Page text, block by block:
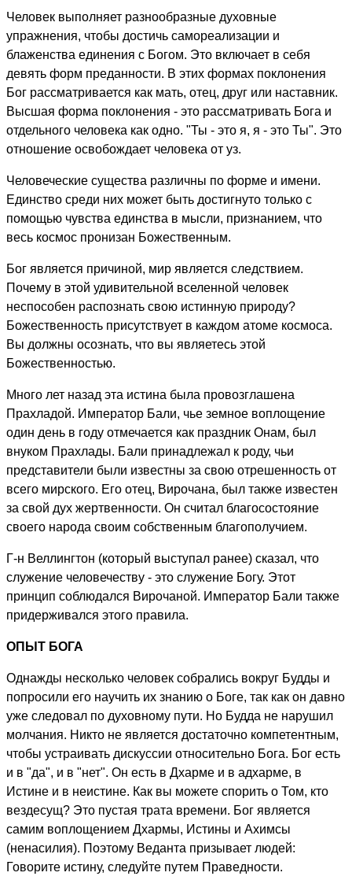
Человек выполняет разнообразные духовные
упражнения, чтобы достичь самореализации и
блаженства единения с Богом. Это включает в себя
девять форм преданности. В этих формах поклонения
Бог рассматривается как мать, отец, друг или наставник.
Высшая форма поклонения - это рассматривать Бога и
отдельного человека как одно. "Ты - это я, я - это Ты". Это
отношение освобождает человека от уз.
Человеческие существа различны по форме и имени.
Единство среди них может быть достигнуто только с
помощью чувства единства в мысли, признанием, что
весь космос пронизан Божественным.
Бог является причиной, мир является следствием.
Почему в этой удивительной вселенной человек
неспособен распознать свою истинную природу?
Божественность присутствует в каждом атоме космоса.
Вы должны осознать, что вы являетесь этой
Божественностью.
Много лет назад эта истина была провозглашена
Прахладой. Император Бали, чье земное воплощение
один день в году отмечается как праздник Онам, был
внуком Прахлады. Бали принадлежал к роду, чьи
представители были известны за свою отрешенность от
всего мирского. Его отец, Вирочана, был также известен
за свой дух жертвенности. Он считал благосостояние
своего народа своим собственным благополучием.
Г-н Веллингтон (который выступал ранее) сказал, что
служение человечеству - это служение Богу. Этот
принцип соблюдался Вирочаной. Император Бали также
придерживался этого правила.
ОПЫТ БОГА
Однажды несколько человек собрались вокруг Будды и
попросили его научить их знанию о Боге, так как он давно
уже следовал по духовному пути. Но Будда не нарушил
молчания. Никто не является достаточно компетентным,
чтобы устраивать дискуссии относительно Бога. Бог есть
и в "да", и в "нет". Он есть в Дхарме и в адхарме, в
Истине и в неистине. Как вы можете спорить о Том, кто
вездесущ? Это пустая трата времени. Бог является
самим воплощением Дхармы, Истины и Ахимсы
(ненасилия). Поэтому Веданта призывает людей:
Говорите истину, следуйте путем Праведности.